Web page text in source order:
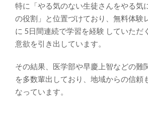
特に「やる気のない生徒さんをやる気
の役割」と位置づけており、無料体験
に 5日間連続で学習を経験 していただ
意欲を引き出しています。
その結果、 医学部や早慶上智などの難
を多数輩出しており、地域からの信頼
なっています。